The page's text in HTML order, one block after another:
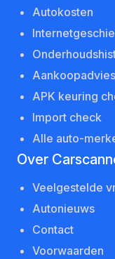
Autokosten
Aankoopadvies
APK keuring
Import check
Alle auto-
Over
Veelgestelde
Autonieuws
Contact
Voorwaarden